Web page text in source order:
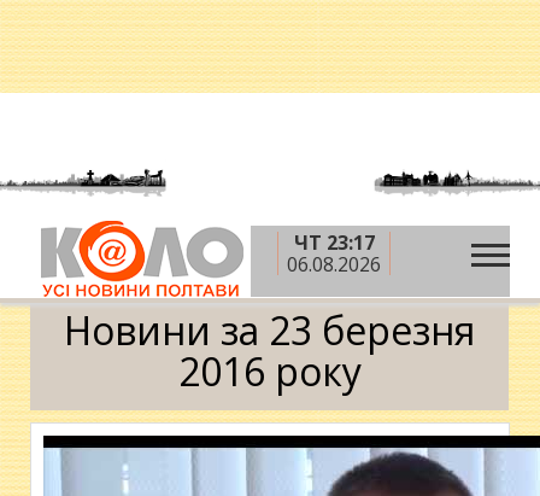
ЧТ 23:17
06.08.2026
Головна » 2016 рік » березень »
Календар
Новини за 23 березня
2016 року